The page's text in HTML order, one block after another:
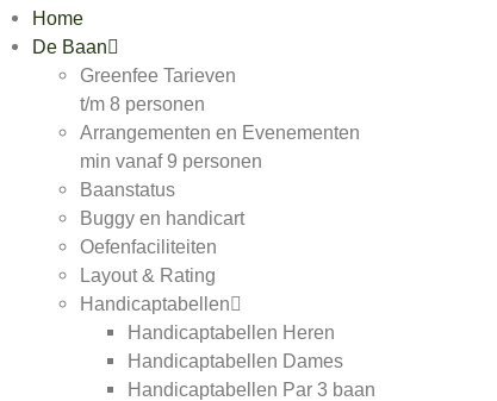
Home
De Baan
Greenfee Tarieven
t/m 8 personen
Arrangementen en Evenementen
min vanaf 9 personen
Baanstatus
Buggy en handicart
Oefenfaciliteiten
Layout & Rating
Handicaptabellen
Handicaptabellen Heren
Handicaptabellen Dames
Handicaptabellen Par 3 baan